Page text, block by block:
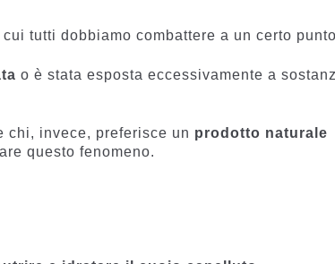
tutti dobbiamo combattere a un certo
o è stata esposta eccessivamente a
chi, invece, preferisce un prodotto naturale
questo fenomeno.